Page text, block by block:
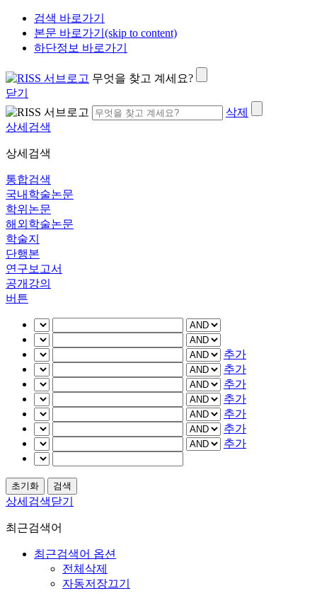
검색 바로가기
본문 바로가기(skip to content)
하단정보 바로가기
무엇을 찾고 계세요?
닫기
삭제
상세검색
상세검색
통합검색
국내학술논문
학위논문
해외학술논문
학술지
단행본
연구보고서
공개강의
버튼
추가
추가
추가
추가
추가
추가
추가
상세검색닫기
최근검색어
최근검색어 옵션
전체삭제
자동저장끄기